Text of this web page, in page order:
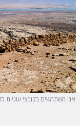
אנו משתמשים בקובצי